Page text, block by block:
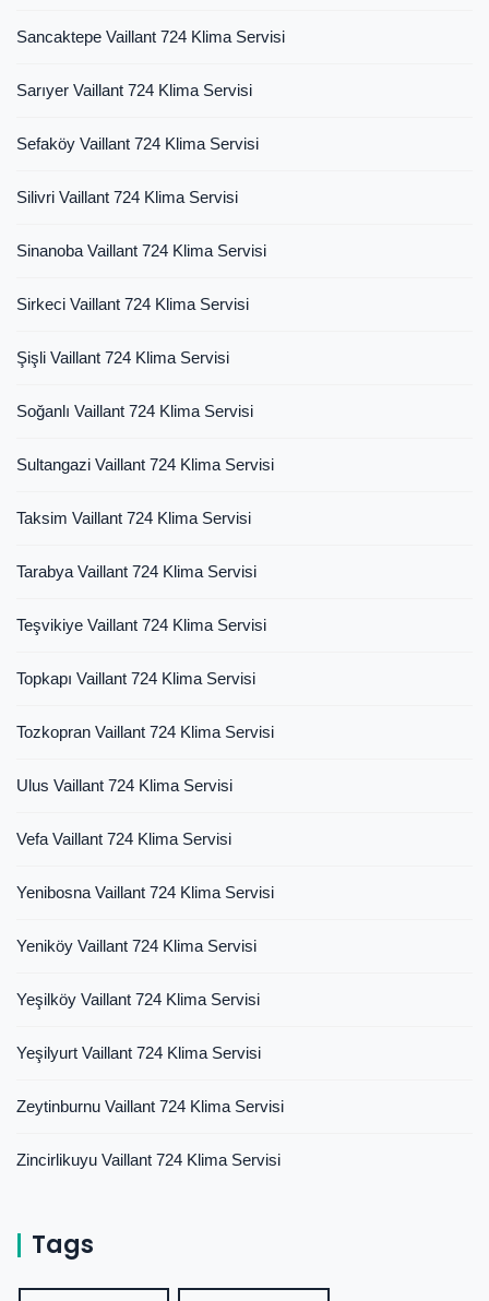
Sancaktepe Vaillant 724 Klima Servisi
Sarıyer Vaillant 724 Klima Servisi
Sefaköy Vaillant 724 Klima Servisi
Silivri Vaillant 724 Klima Servisi
Sinanoba Vaillant 724 Klima Servisi
Sirkeci Vaillant 724 Klima Servisi
Şişli Vaillant 724 Klima Servisi
Soğanlı Vaillant 724 Klima Servisi
Sultangazi Vaillant 724 Klima Servisi
Taksim Vaillant 724 Klima Servisi
Tarabya Vaillant 724 Klima Servisi
Teşvikiye Vaillant 724 Klima Servisi
Topkapı Vaillant 724 Klima Servisi
Tozkopran Vaillant 724 Klima Servisi
Ulus Vaillant 724 Klima Servisi
Vefa Vaillant 724 Klima Servisi
Yenibosna Vaillant 724 Klima Servisi
Yeniköy Vaillant 724 Klima Servisi
Yeşilköy Vaillant 724 Klima Servisi
Yeşilyurt Vaillant 724 Klima Servisi
Zeytinburnu Vaillant 724 Klima Servisi
Zincirlikuyu Vaillant 724 Klima Servisi
Tags